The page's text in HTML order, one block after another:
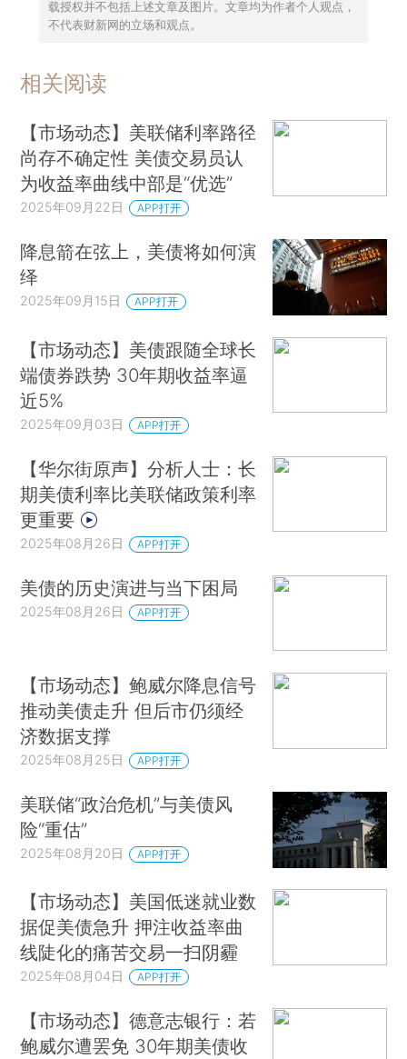
载授权并不包括上述文章及图片。文章均为作者个人观点，
不代表财新网的立场和观点。
相关阅读
【市场动态】美联储利率路径
尚存不确定性 美债交易员认
为收益率曲线中部是“优选”
2025年09月22日 APP打开
降息箭在弦上，美债将如何演
绎
2025年09月15日 APP打开
【市场动态】美债跟随全球长
端债券跌势 30年期收益率逼
近5%
2025年09月03日 APP打开
【华尔街原声】分析人士：长
期美债利率比美联储政策利率
更重要
2025年08月26日 APP打开
美债的历史演进与当下困局
2025年08月26日 APP打开
【市场动态】鲍威尔降息信号
推动美债走升 但后市仍须经
济数据支撑
2025年08月25日 APP打开
美联储“政治危机”与美债风
险“重估”
2025年08月20日 APP打开
【市场动态】美国低迷就业数
据促美债急升 押注收益率曲
线陡化的痛苦交易一扫阴霾
2025年08月04日 APP打开
【市场动态】德意志银行：若
鲍威尔遭罢免 30年期美债收